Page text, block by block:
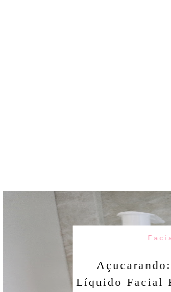
Açucarando: Sabonete
Líquido Facial Fenzza Stitch